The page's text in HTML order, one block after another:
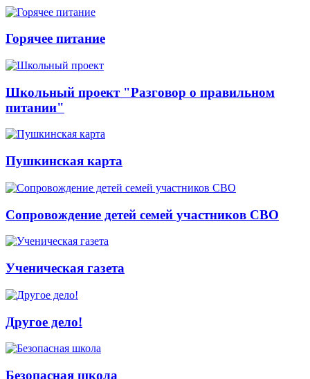
Горячее питание
Школьный проект "Разговор о правильном
питании"
Пушкинская карта
Сопровождение детей семей участников СВО
Ученическая газета
Другое дело!
Безопасная школа